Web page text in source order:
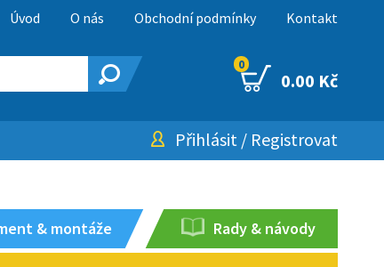
Úvod O nás Obchodní podmínky Kontakt
0
0.00 Kč
Přihlásit / Registrovat
& montáže Rady & návody